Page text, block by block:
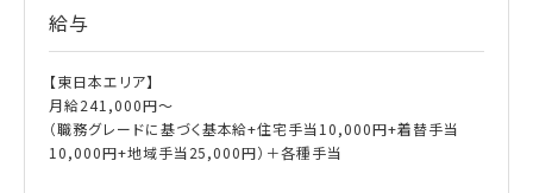
給与
【東日本エリア】
月給241,000円～
（職務グレードに基づく基本給+住宅手当10,000円+着替手当
10,000円+地域手当25,000円）＋各種手当